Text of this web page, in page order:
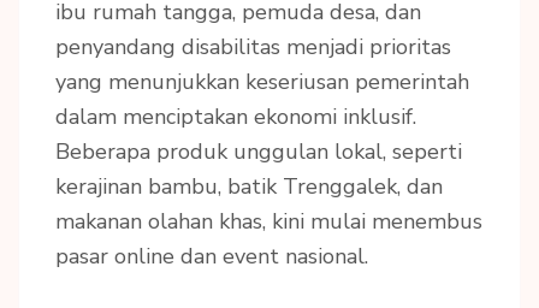
ibu rumah tangga, pemuda desa, dan
penyandang disabilitas menjadi prioritas
yang menunjukkan keseriusan pemerintah
dalam menciptakan ekonomi inklusif.
Beberapa produk unggulan lokal, seperti
kerajinan bambu, batik Trenggalek, dan
makanan olahan khas, kini mulai menembus
pasar online dan event nasional.